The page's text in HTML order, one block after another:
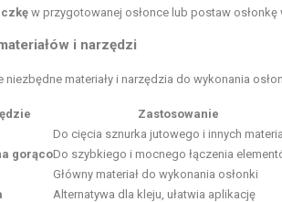
w przygotowanej osłonce lub postaw osłonkę
i narzędzi
materiały i narzędzia do wykonania
Zastosowanie
Do cięcia sznurka jutowego i innych
gorącoDo szybkiego i mocnego łączenia
Główny materiał do wykonania osłonki
Alternatywa dla kleju, ułatwia aplikację